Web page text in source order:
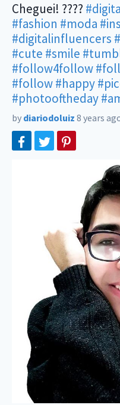
Cheguei! ????
#fashion #moda
#digitalinfluencers
#cute #smile
#follow4follow
#follow#happy
#photooftheday
by diariodoluiz 8 years